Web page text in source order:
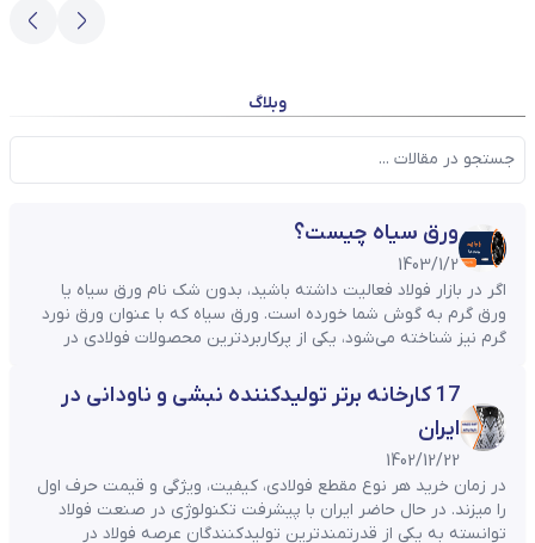
وبلاگ
جستجو
ورق سیاه چیست؟
1403/1/2
اگر در بازار فولاد فعالیت داشته باشید، بدون شک نام ورق سیاه یا
ورق گرم به گوش شما خورده است. ورق سیاه که با عنوان ورق نورد
گرم نیز شناخته می‌شود، یکی از پرکاربردترین محصولات فولادی در
فرآیند نورد گرم تولید شده و به ...
17 کارخانه برتر تولیدکننده نبشی و ناودانی در
ایران
1402/12/22
در زمان خرید هر نوع مقطع فولادی، کیفیت، ویژگی و قیمت حرف اول
را میزند. در حال حاضر ایران با پیشرفت تکنولوژی در صنعت فولاد
توانسته به یکی از قدرتمندترین تولیدکنندگان عرصه فولاد در